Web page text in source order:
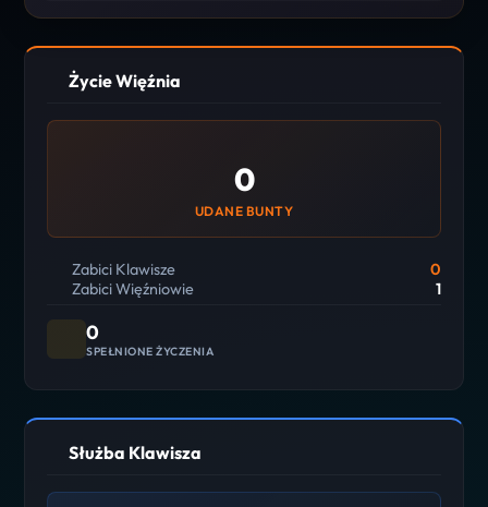
Życie Więźnia
0
UDANE BUNTY
Zabici Klawisze
0
Zabici Więźniowie
1
0
SPEŁNIONE ŻYCZENIA
Służba Klawisza